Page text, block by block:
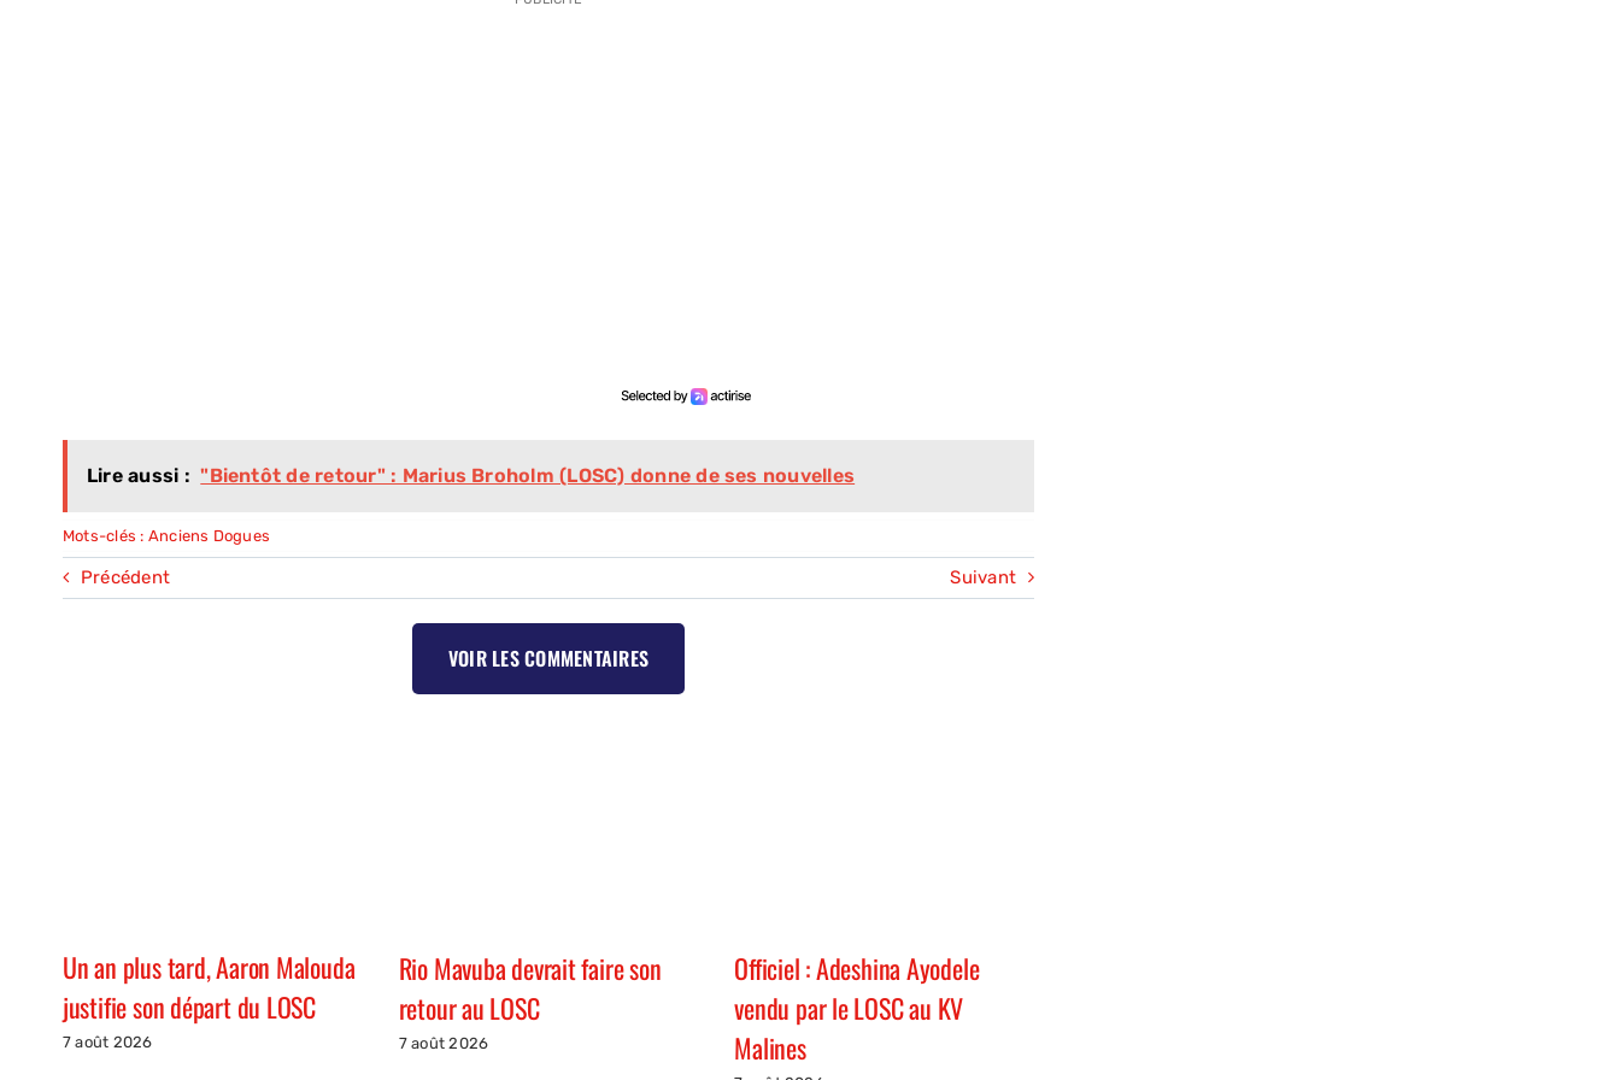
Lire aussi : "Bientôt de retour" : Marius Broholm (LOSC) donne de ses nouvelles
Mots-clés : Anciens Dogues
Précédent Suivant
VOIR LES COMMENTAIRES
Un an plus tard, Aaron Malouda
justifie son départ du LOSC
7 août 2026
Rio Mavuba devrait faire son
retour au LOSC
7 août 2026
Officiel : Adeshina Ayodele
vendu par le LOSC au KV
Malines